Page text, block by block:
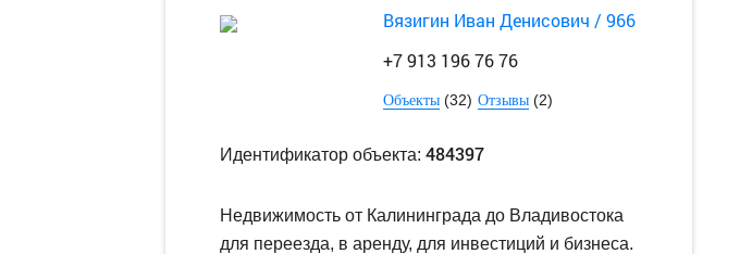
Вязигин Иван Денисович / 966
+7 913 196 76 76
Объекты(32) Отзывы(2)
Идентификатор объекта: 484397
Недвижимость от Калининграда до Владивостока
для переезда, в аренду, для инвестиций и бизнеса.